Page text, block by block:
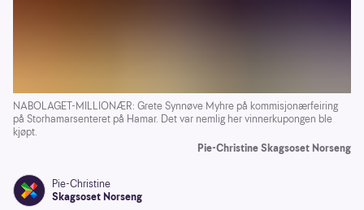
NABOLAGET-MILLIONÆR: Grete Synnøve Myhre på kommisjonærfeiring
på Storhamarsenteret på Hamar. Det var nemlig her vinnerkupongen ble
kjøpt.
Pie-Christine Skagsoset Norseng
Pie-Christine
Skagsoset Norseng